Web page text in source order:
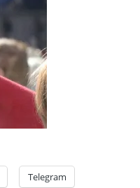
Telegram